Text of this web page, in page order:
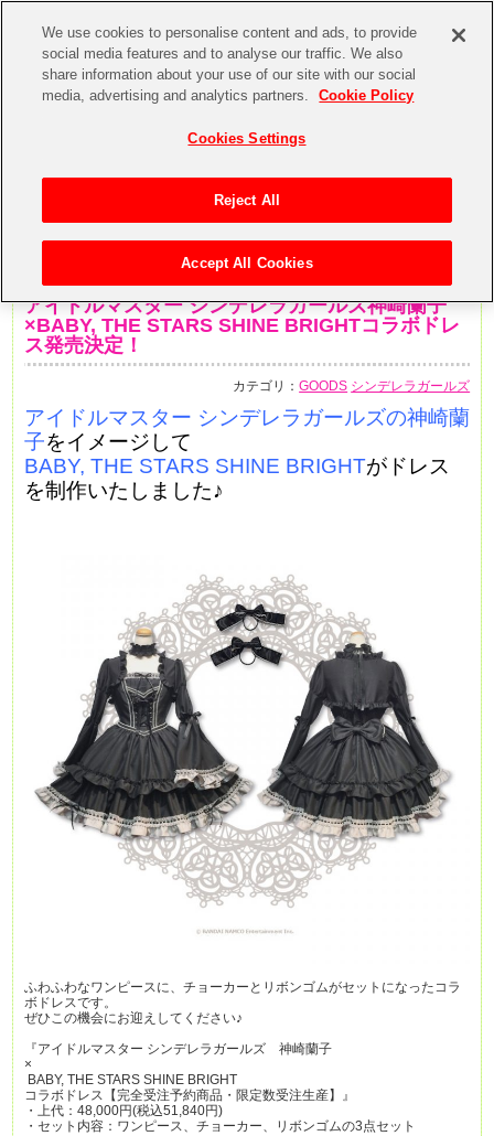
アイドルマスター シンデレラガールズ神崎蘭子
×BABY, THE STARS SHINE BRIGHTコラボドレ
ス発売決定！
カテゴリ：GOODS シンデレラガールズ
アイドルマスター シンデレラガールズの神崎蘭
子をイメージして
BABY, THE STARS SHINE BRIGHTがドレス
を制作いたしました♪
ふわふわなワンピースに、チョーカーとリボンゴムがセットになったコラ
ボドレスです。
ぜひこの機会にお迎えしてください♪
『アイドルマスター シンデレラガールズ 神崎蘭子
×
BABY, THE STARS SHINE BRIGHT
コラボドレス【完全受注予約商品・限定数受注生産】』
・上代：48,000円(税込51,840円)
・セット内容：ワンピース、チョーカー、リボンゴムの3点セット
We use cookies to personalise content and ads, to provide
social media features and to analyse our traffic. We also
share information about your use of our site with our social
media, advertising and analytics partners.
Cookie Policy
Cookies Settings
Reject All
Accept All Cookies